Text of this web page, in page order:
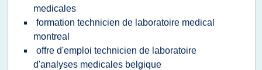
medicales
formation technicien de laboratoire medical
montreal
offre d'emploi technicien de laboratoire
d'analyses medicales belgique